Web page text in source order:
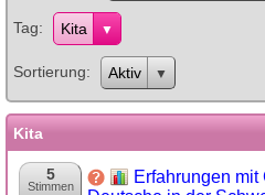
Tag Kita
Sortierung Aktiv
Kita
5
Stimmen
Erfahrungen